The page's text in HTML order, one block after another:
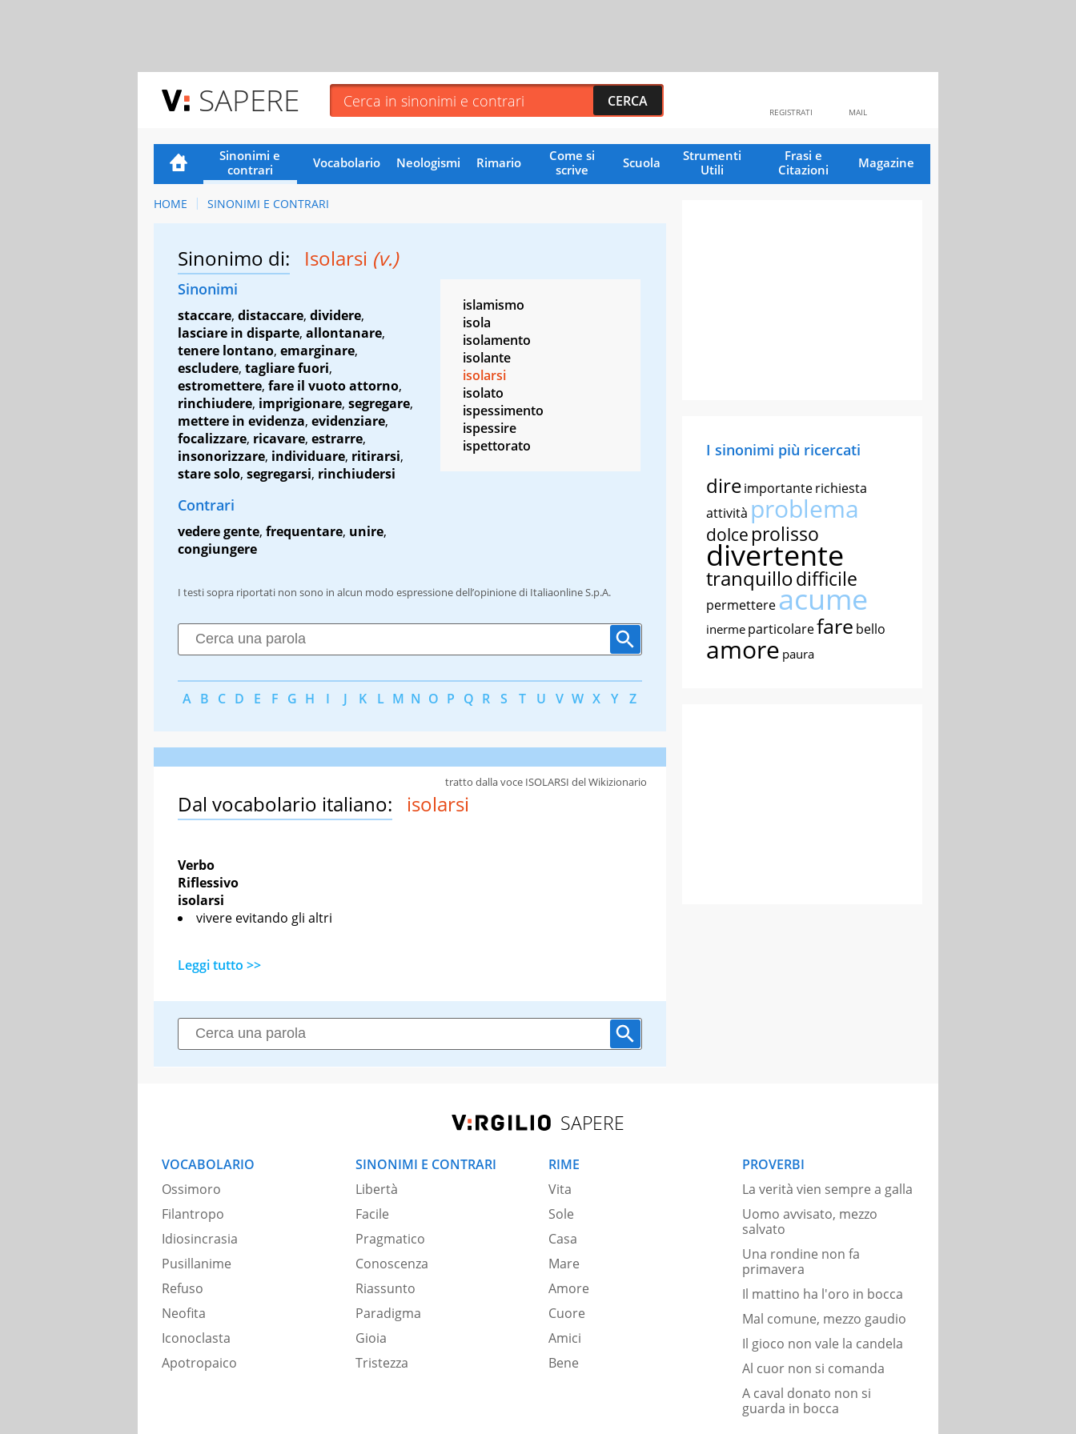
SAPERE MAIL
REGISTRATI
Sinonimi e
contrari
Vocabolario Neologismi Rimario
Come si
scrive
Scuola
Strumenti
Utili
Frasi e
Citazioni
Magazine
HOME SINONIMI E CONTRARI
Sinonimo di: Isolarsi (v.)
Sinonimi
staccare, distaccare, dividere,
lasciare in disparte, allontanare,
tenere lontano, emarginare,
escludere, tagliare fuori,
estromettere, fare il vuoto attorno,
rinchiudere, imprigionare, segregare,
mettere in evidenza, evidenziare,
focalizzare, ricavare, estrarre,
insonorizzare, individuare, ritirarsi,
stare solo, segregarsi, rinchiudersi
Contrari
vedere gente, frequentare, unire,
congiungere
islamismo
isola
isolamento
isolante
isolarsi
isolato
ispessimento
ispessire
ispettorato
I testi sopra riportati non sono in alcun modo espressione dell’opinione di Italiaonline S.p.A.
A B C D E F G H I J K L M N O P Q R S T U V W X Y Z
Dal vocabolario italiano: isolarsi
Verbo
Riflessivo
isolarsi
vivere evitando gli altri
Leggi tutto >>
tratto dalla voce ISOLARSI del Wikizionario
I sinonimi più ricercati
direimportanterichiesta
attività problema
dolce prolisso
divertente
tranquillodifficile
permettereacume
inerme particolarefare bello
amore paura
SAPERE
VOCABOLARIO
Ossimoro
Filantropo
Idiosincrasia
Pusillanime
Refuso
Neofita
Iconoclasta
Apotropaico
SINONIMI E CONTRARI
Libertà
Facile
Pragmatico
Conoscenza
Riassunto
Paradigma
Gioia
Tristezza
RIME
Vita
Sole
Casa
Mare
Amore
Cuore
Amici
Bene
PROVERBI
La verità vien sempre a galla
Uomo avvisato, mezzo
salvato
Una rondine non fa
primavera
Il mattino ha l'oro in bocca
Mal comune, mezzo gaudio
Il gioco non vale la candela
Al cuor non si comanda
A caval donato non si
guarda in bocca